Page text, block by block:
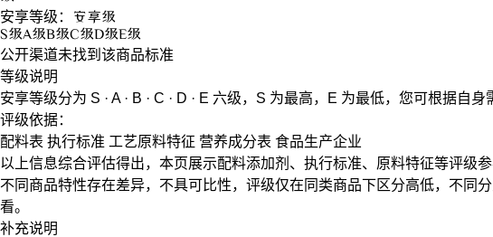
安享等级： 安享级
S级A级B级C级D级E级
公开渠道未找到该商品标准
等级说明
安享等级分为 S · A · B · C · D · E 六级， S 为最高， E 为最低，您可根据自身
评级依据：
配料表 执行标准 工艺原料特征 营养成分表 食品生产企业
以上信息综合评估得出，本页展示配料添加剂 、 执行标准、 原料特征等评级参
不同商品特性存在差异，不具可比性，评级仅在 同类商品下区分高低，不同
看。
补充说明